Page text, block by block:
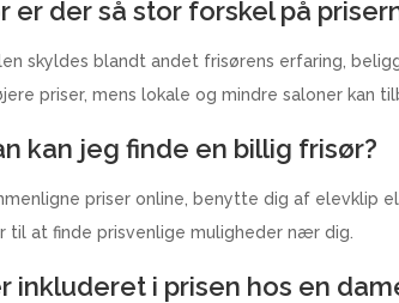
er der så stor forskel på
skyldes blandt andet frisørens erfaring,
priser, mens lokale og mindre saloner kan
kan jeg finde en billig frisør?
priser online, benytte dig af
til at finde prisvenlige muligheder nær dig.
inkluderet i prisen hos en